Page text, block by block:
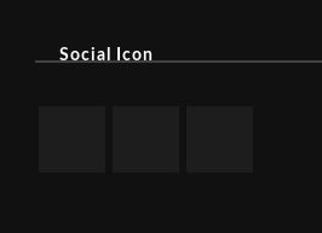
Social Icon